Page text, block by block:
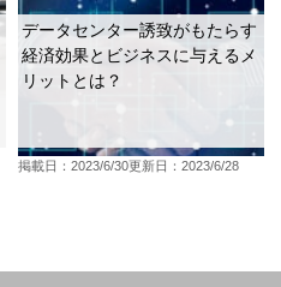
データセンター誘致がもたらす
経済効果とビジネスに与えるメ
リットとは？
掲載日：2023/6/30更新日：2023/6/28